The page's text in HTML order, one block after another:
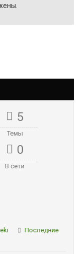
5
Темы
0
В сети
Последние